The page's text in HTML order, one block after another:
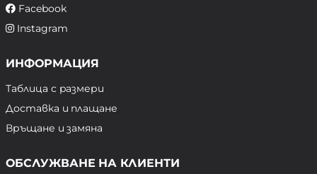
Facebook
Instagram
ИНФОРМАЦИЯ
Таблица с размери
Доставка и плащане
Връщане и замяна
ОБСЛУЖВАНЕ НА КЛИЕНТИ